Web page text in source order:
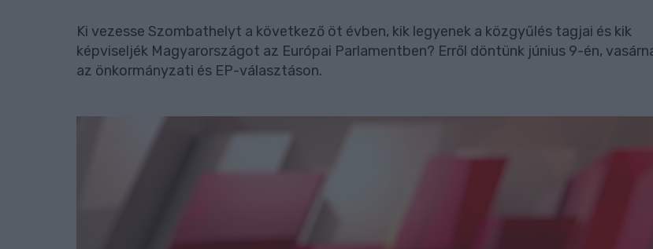
Ki vezesse Szombathelyt a következő öt évben, kik legyenek a közgyűlés tagjai és kik
képviseljék Magyarországot az Európai Parlamentben? Erről döntünk június 9-én,
az önkormányzati és EP-választáson.